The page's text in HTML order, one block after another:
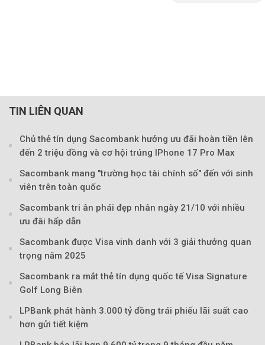
TIN LIÊN QUAN
Chủ thẻ tín dụng Sacombank hưởng ưu đãi hoàn tiền lên
đến 2 triệu đồng và cơ hội trúng IPhone 17 Pro Max
Sacombank mang "trường học tài chính số" đến với sinh
viên trên toàn quốc
Sacombank tri ân phái đẹp nhân ngày 21/10 với nhiều
ưu đãi hấp dẫn
Sacombank được Visa vinh danh với 3 giải thưởng quan
trọng năm 2025
Sacombank ra mắt thẻ tín dụng quốc tế Visa Signature
Golf Long Biên
LPBank phát hành 3.000 tỷ đồng trái phiếu lãi suất cao
hơn gửi tiết kiệm